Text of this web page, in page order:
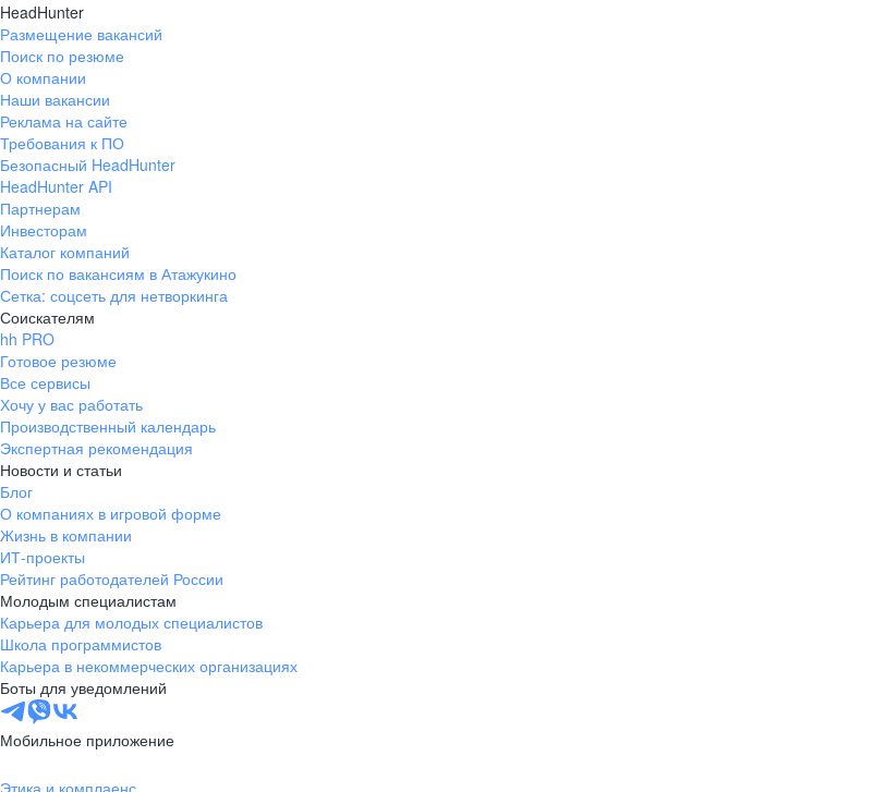
HeadHunter
Размещение вакансий
Поиск по резюме
О компании
Наши вакансии
Реклама на сайте
Требования к ПО
Безопасный HeadHunter
HeadHunter API
Партнерам
Инвесторам
Каталог компаний
Поиск по вакансиям в Атажукино
Сетка: соцсеть для нетворкинга
Соискателям
hh PRO
Готовое резюме
Все сервисы
Хочу у вас работать
Производственный календарь
Экспертная рекомендация
Новости и статьи
Блог
О компаниях в игровой форме
Жизнь в компании
ИТ-проекты
Рейтинг работодателей России
Молодым специалистам
Карьера для молодых специалистов
Школа программистов
Карьера в некоммерческих организациях
Боты для уведомлений
Мобильное приложение
Этика и комплаенс